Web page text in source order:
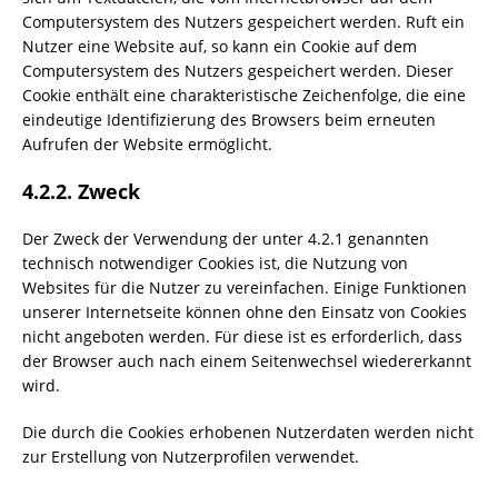
Computersystem des Nutzers gespeichert werden. Ruft ein
Nutzer eine Website auf, so kann ein Cookie auf dem
Computersystem des Nutzers gespeichert werden. Dieser
Cookie enthält eine charakteristische Zeichenfolge, die eine
eindeutige Identifizierung des Browsers beim erneuten
Aufrufen der Website ermöglicht.
4.2.2. Zweck
Der Zweck der Verwendung der unter 4.2.1 genannten
technisch notwendiger Cookies ist, die Nutzung von
Websites für die Nutzer zu vereinfachen. Einige Funktionen
unserer Internetseite können ohne den Einsatz von Cookies
nicht angeboten werden. Für diese ist es erforderlich, dass
der Browser auch nach einem Seitenwechsel wiedererkannt
wird.
Die durch die Cookies erhobenen Nutzerdaten werden nicht
zur Erstellung von Nutzerprofilen verwendet.